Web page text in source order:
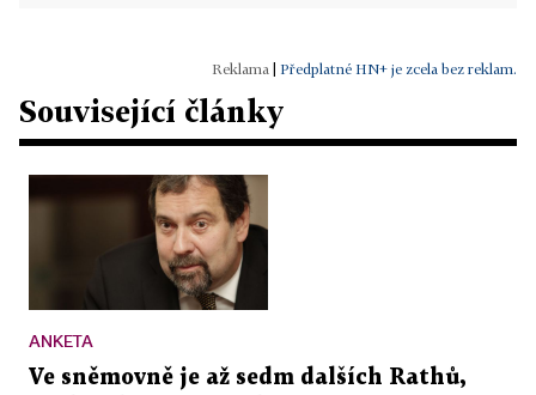
Předplatné HN+ je zcela bez reklam.
Související články
ANKETA
Ve sněmovně je až sedm dalších Rathů,